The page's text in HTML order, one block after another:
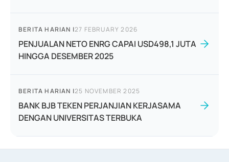
BERITA HARIAN |27 FEBRUARY 2026
PENJUALAN NETO ENRG CAPAI USD498,1 JUTA
HINGGA DESEMBER 2025
BERITA HARIAN |25 NOVEMBER 2025
BANK BJB TEKEN PERJANJIAN KERJASAMA
DENGAN UNIVERSITAS TERBUKA